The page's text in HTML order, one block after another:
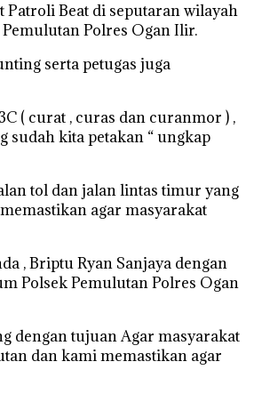
Beat di seputaran wilayah
Polres Ogan Ilir.
serta petugas juga
( curat , curas dan curanmor ) ,
sudah kita petakan “ ungkap
tol dan jalan lintas timur yang
agar masyarakat
, Briptu Ryan Sanjaya dengan
Polsek Pemulutan Polres Ogan
dengan tujuan Agar masyarakat
dan kami memastikan agar